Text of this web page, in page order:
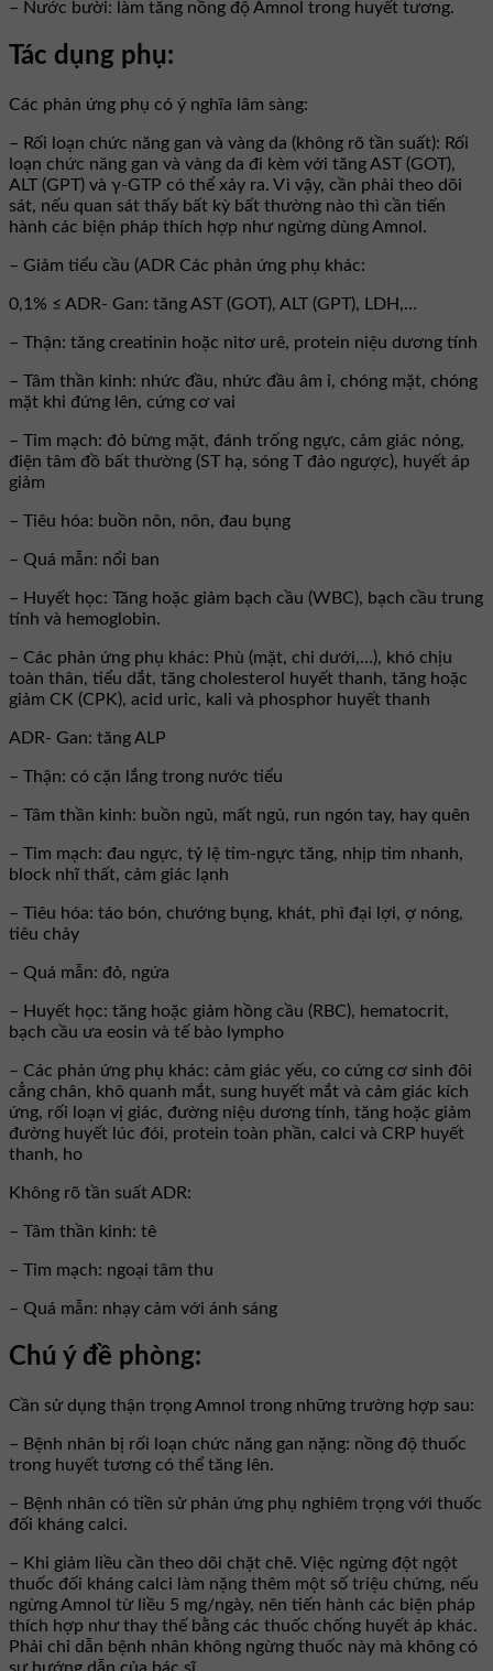
– Nước bười: làm tăng nồng độ Amnol trong huyết tương.
Tác dụng phụ:
Các phản ứng phụ có ý nghĩa lâm sàng:
– Rối loạn chức năng gan và vàng da (không rõ tần suất): Rối
loạn chức năng gan và vàng da đi kèm với tăng AST (GOT),
ALT (GPT) và γ-GTP có thể xảy ra. Vì vậy, cần phải theo dõi
sát, nếu quan sát thấy bất kỳ bất thường nào thì cần tiến
hành các biện pháp thích hợp như ngừng dùng Amnol.
– Giảm tiểu cầu (ADR Các phản ứng phụ khác:
0,1% ≤ ADR- Gan: tăng AST (GOT), ALT (GPT), LDH,…
– Thận: tăng creatinin hoặc nitơ urê, protein niệu dương tính
– Tâm thần kinh: nhức đầu, nhức đầu âm ỉ, chóng mặt, chóng
mặt khi đứng lên, cứng cơ vai
– Tim mạch: đỏ bừng mặt, đánh trống ngực, cảm giác nóng,
điện tâm đồ bất thường (ST hạ, sóng T đảo ngược), huyết áp
giảm
– Tiêu hóa: buồn nôn, nôn, đau bụng
– Quá mẫn: nổi ban
– Huyết học: Tăng hoặc giảm bạch cầu (WBC), bạch cầu trung
tính và hemoglobin.
– Các phản ứng phụ khác: Phù (mặt, chi dưới,…), khó chịu
toàn thân, tiểu dắt, tăng cholesterol huyết thanh, tăng hoặc
giảm CK (CPK), acid uric, kali và phosphor huyết thanh
ADR- Gan: tăng ALP
– Thận: có cặn lắng trong nước tiểu
– Tâm thần kinh: buồn ngủ, mất ngủ, run ngón tay, hay quên
– Tim mạch: đau ngực, tỷ lệ tim-ngực tăng, nhịp tim nhanh,
block nhĩ thất, cảm giác lạnh
– Tiêu hóa: táo bón, chướng bụng, khát, phì đại lợi, ợ nóng,
tiêu chảy
– Quá mẫn: đỏ, ngứa
– Huyết học: tăng hoặc giảm hồng cầu (RBC), hematocrit,
bạch cầu ưa eosin và tế bào lympho
– Các phản ứng phụ khác: cảm giác yếu, co cứng cơ sinh đôi
cẳng chân, khô quanh mắt, sung huyết mắt và cảm giác kích
ứng, rối loạn vị giác, đường niệu dương tính, tăng hoặc giảm
đường huyết lúc đói, protein toàn phần, calci và CRP huyết
thanh, ho
Không rõ tần suất ADR:
– Tâm thần kinh: tê
– Tim mạch: ngoại tâm thu
– Quá mẫn: nhạy cảm với ánh sáng
Chú ý đề phòng:
Cần sử dụng thận trọng Amnol trong những trường hợp sau:
– Bệnh nhân bị rối loạn chức năng gan nặng: nồng độ thuốc
trong huyết tương có thể tăng lên.
– Bệnh nhân có tiền sử phản ứng phụ nghiêm trọng với thuốc
đối kháng calci.
– Khi giảm liều cần theo dõi chặt chẽ. Việc ngừng đột ngột
thuốc đối kháng calci làm nặng thêm một số triệu chứng, nếu
ngừng Amnol từ liều 5 mg/ngày, nên tiến hành các biện pháp
thích hợp như thay thế bằng các thuốc chống huyết áp khác.
Phải chỉ dẫn bệnh nhân không ngừng thuốc này mà không có